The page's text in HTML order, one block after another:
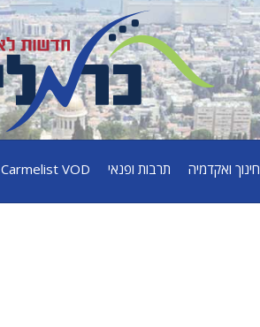
חינוך ואקדמיה תרבות ופנאי Carmelist VOD